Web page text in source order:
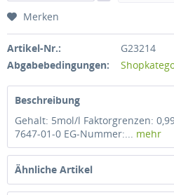
Merken
Artikel-Nr.:
G23214
Abgabebedingungen:
Beschreibung
Gehalt: 5mol/l Faktorgrenzen:
7647-01-0 EG-Nummer:... mehr
Ähnliche Artikel